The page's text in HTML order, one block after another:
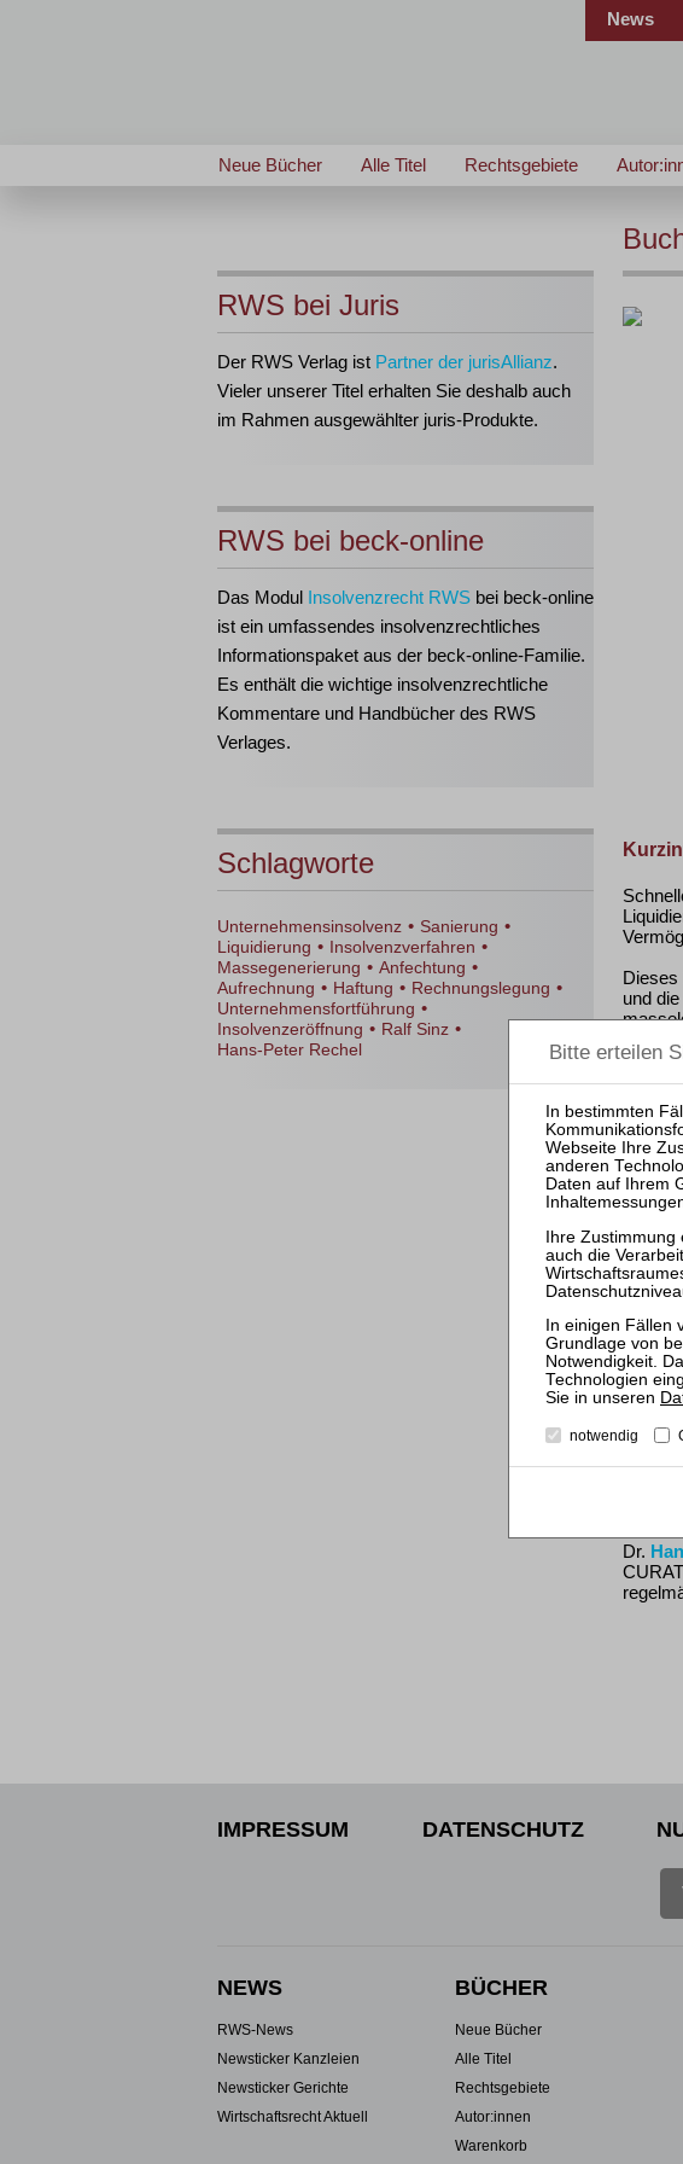
News
Neue Bücher Alle Titel Rechtsgebiete
RWS bei Juris
Der RWS Verlag ist Partner der jurisAllianz.
Vieler unserer Titel erhalten Sie deshalb auch
im Rahmen ausgewählter juris-Produkte.
RWS bei beck-online
Das Modul Insolvenzrecht RWS bei beck-online
ist ein umfassendes insolvenzrechtliches
Informationspaket aus der beck-online-Familie.
Es enthält die wichtige insolvenzrechtliche
Kommentare und Handbücher des RWS
Verlages.
Schlagworte
Unternehmensinsolvenz • Sanierung •
Liquidierung • Insolvenzverfahren •
Massegenerierung • Anfechtung •
Aufrechnung • Haftung • Rechnungslegung •
Unternehmensfortführung •
Insolvenzeröffnung • Ralf Sinz •
Hans-Peter Rechel
Dieses
und
Prof.
allem
Dr.
IMPRESSUM DATENSCHUTZ
NEWS
RWS-News
Newsticker Kanzleien
Newsticker Gerichte
Wirtschaftsrecht Aktuell
BÜCHER
Neue Bücher
Alle Titel
Rechtsgebiete
Autor:innen
Warenkorb
notwendig